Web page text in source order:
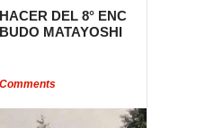
DEL 8° ENC
MATAYOSHI
Comments